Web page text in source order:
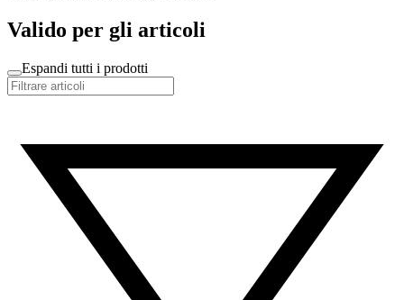
Valido per gli articoli
Espandi tutti i prodotti